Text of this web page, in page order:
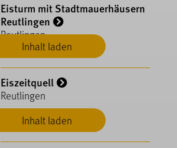
Inhalt laden
Eisturm mit Stadtmauerhäusern
Reutlingen
Reutlingen
Inhalt laden
Eiszeitquell
Reutlingen